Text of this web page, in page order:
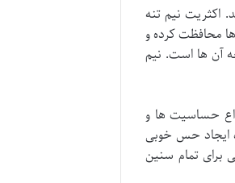
اکثریت نیم تنه
محافظت کرده و
آن ها است. نیم
حساسیت ها و
ایجاد حس خوبی
برای تمام سنین